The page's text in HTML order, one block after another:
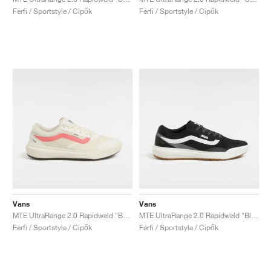
Férfi / Sportstyle / Cipők
Férfi / Sportstyle / Cipők
Vans
Férfi / Sportstyle / Cipők
Vans
Férfi / Sportstyle / Cipők